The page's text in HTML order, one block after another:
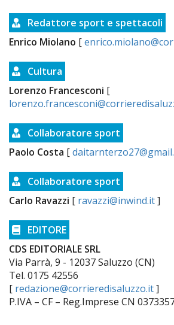
Redattore sport e spettacoli
Enrico Miolano [
Cultura
Lorenzo Francesconi [
Collaboratore sport
Paolo Costa [
Collaboratore sport
Carlo Ravazzi [ ravazzi@inwind.it]
EDITORE
CDS EDITORIALE SRL
Via Parrà, 9 - 12037 Saluzzo (CN)
Tel. 0175 42556
[ redazione@corrieredisaluzzo.it]
P.IVA – CF – Reg.Imprese CN